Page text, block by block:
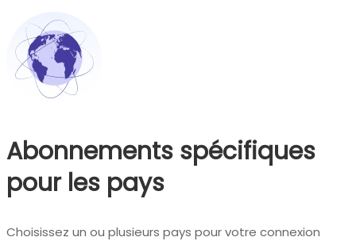
Abonnements spécifiques
pour les pays
Choisissez un ou plusieurs pays pour votre connexion